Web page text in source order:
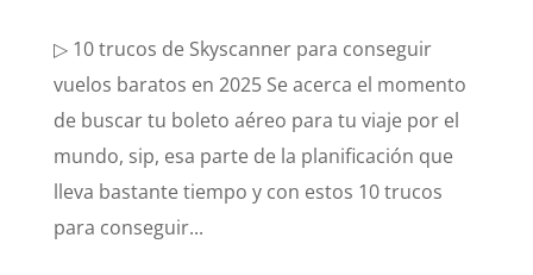
▷ 10 trucos de Skyscanner para conseguir
vuelos baratos en 2025 Se acerca el momento
de buscar tu boleto aéreo para tu viaje por el
mundo, sip, esa parte de la planificación que
lleva bastante tiempo y con estos 10 trucos
para conseguir...